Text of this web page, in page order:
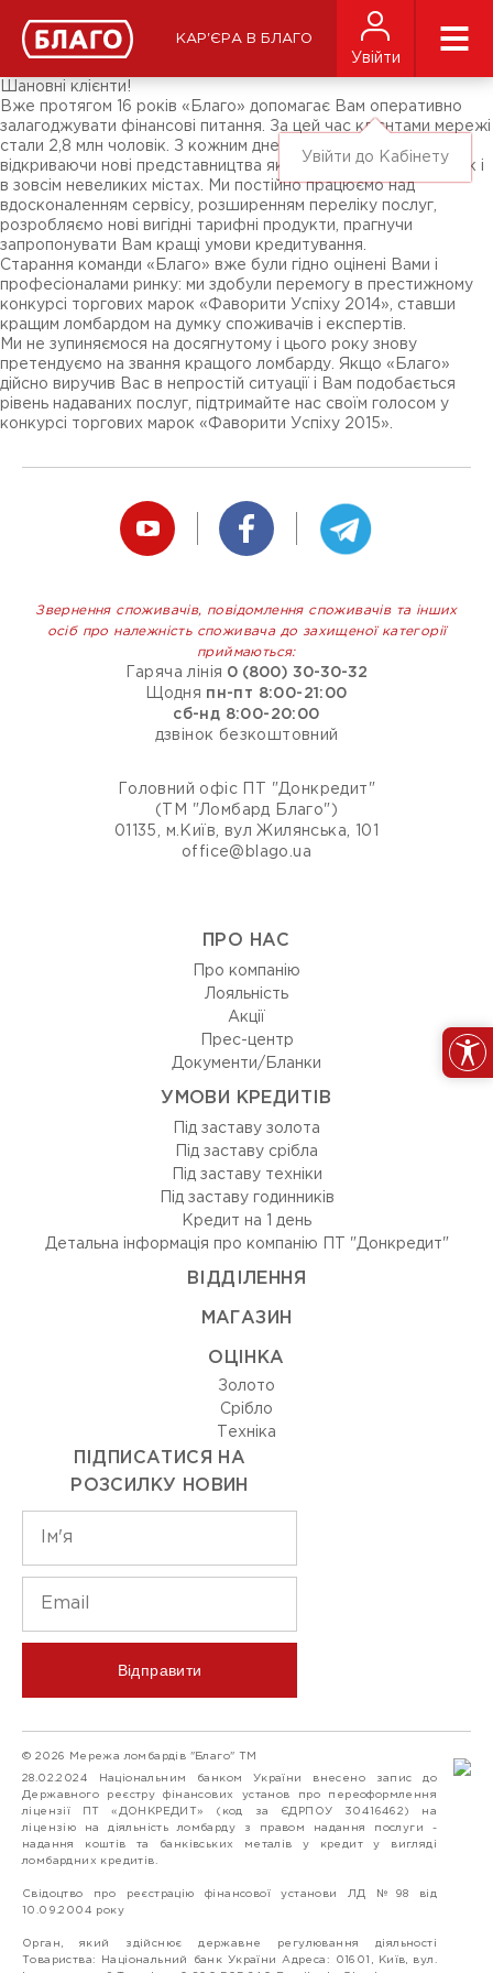
КАР'ЄРА В БЛАГО
Увійти
Увійти до Кабінету
ЗМІ про нас
Підписники соц-мереж
Ярмарки
Шановні клієнти!
Вже протягом 16 років «Благо» допомагає Вам оперативно
залагоджувати фінансові питання. За цей час клієнтами мережі
стали 2,8 млн чоловік. З кожним днем ​​ми стаємо ближче,
відкриваючи нові представництва як в обласних центрах, так і
в зовсім невеликих містах. Ми постійно працюємо над
вдосконаленням сервісу, розширенням переліку послуг,
розробляємо нові вигідні тарифні продукти, прагнучи
запропонувати Вам кращі умови кредитування.
Старання команди «Благо» вже були гідно оцінені Вами і
професіоналами ринку: ми здобули перемогу в престижному
конкурсі торгових марок «Фаворити Успіху 2014», ставши
кращим ломбардом на думку споживачів і експертів.
Ми не зупиняємося на досягнутому і цього року знову
претендуємо на звання кращого ломбарду. Якщо «Благо»
дійсно виручив Вас в непростій ситуації і Вам подобається
рівень надаваних послуг, підтримайте нас своїм голосом у
конкурсі торгових марок «Фаворити Успіху 2015».
Звернення споживачів, повідомлення споживачів та інших
осіб про належність споживача до захищеної категорії
приймаються:
Гаряча лінія 0 (800) 30-30-32
Щодня пн-пт 8:00-21:00
сб-нд 8:00-20:00
дзвінок безкоштовний
Головний офіс ПТ "Донкредит"
(ТМ "Ломбард Благо")
01135, м.Київ, вул Жилянська, 101
office@blago.ua
ПРО НАС
Про компанію
Лояльність
Акції
Прес-центр
Документи/Бланки
УМОВИ КРЕДИТІВ
Під заставу золота
Під заставу срібла
Під заставу техніки
Під заставу годинників
Кредит на 1 день
Детальна інформація про компанію ПТ "Донкредит"
ВIДДIЛЕННЯ
МАГАЗИН
ОЦIНКА
Золото
Срiбло
Технiка
ПІДПИСАТИСЯ НА
РОЗСИЛКУ НОВИН
Відправити
© 2026 Мережа ломбардів "Благо" ТМ
28.02.2024 Національним банком України внесено запис до
Державного реєстру фінансових установ про переоформлення
ліцензії ПТ «ДОНКРЕДИТ» (код за ЄДРПОУ 30416462) на
ліцензію на діяльність ломбарду з правом надання послуги -
надання коштів та банківських металів у кредит у вигляді
ломбардних кредитів.
Свідоцтво про реєстрацію фінансової установи ЛД №98 від
10.09.2004 року
Орган, який здійснює державне регулювання діяльності
Товариства: Національний банк України Адреса: 01601, Київ, вул.